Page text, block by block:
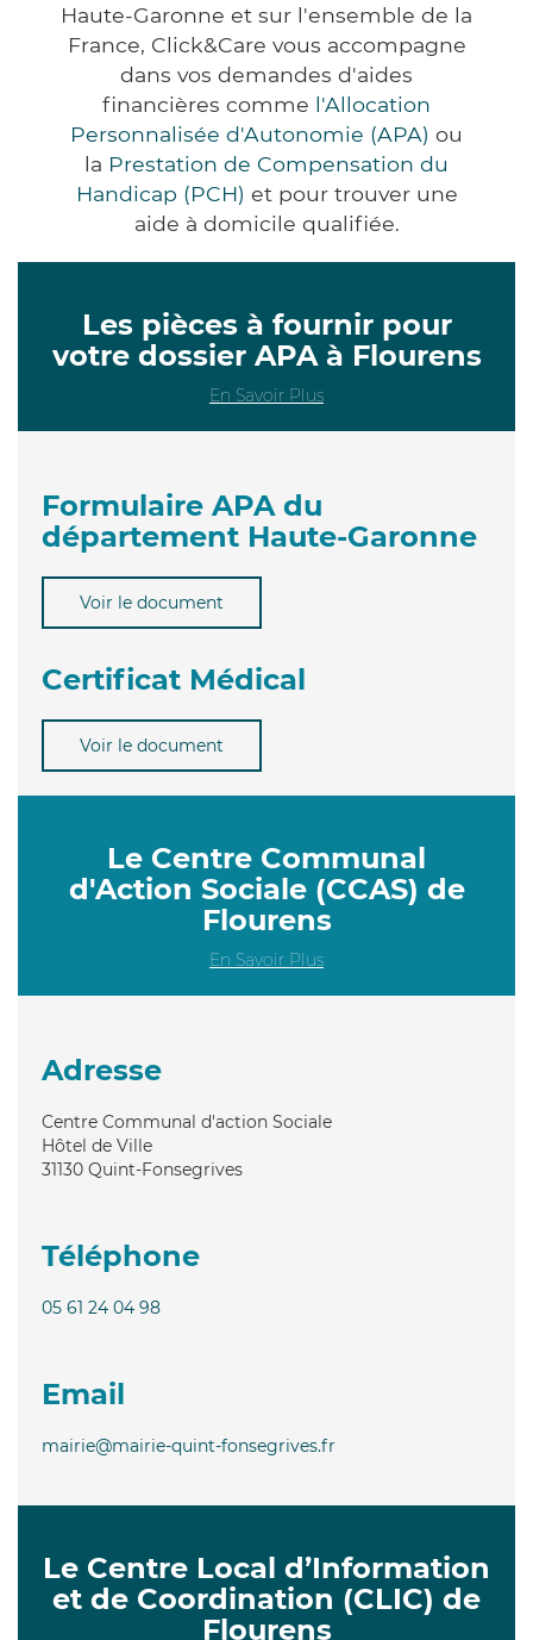
Haute-Garonne et sur l'ensemble de la
France, Click&Care vous accompagne
dans vos demandes d'aides
financières comme l'Allocation
Personnalisée d'Autonomie (APA) ou
la Prestation de Compensation du
Handicap (PCH) et pour trouver une
aide à domicile qualifiée.
Les pièces à fournir pour
votre dossier APA à Flourens
En Savoir Plus
Formulaire APA du
département Haute-Garonne
Voir le document
Certificat Médical
Voir le document
Le Centre Communal
d'Action Sociale (CCAS) de
Flourens
En Savoir Plus
Adresse
Centre Communal d'action Sociale
Hôtel de Ville
31130 Quint-Fonsegrives
Téléphone
05 61 24 04 98
Email
mairie@mairie-quint-fonsegrives.fr
Le Centre Local d’Information
et de Coordination (CLIC) de
Flourens